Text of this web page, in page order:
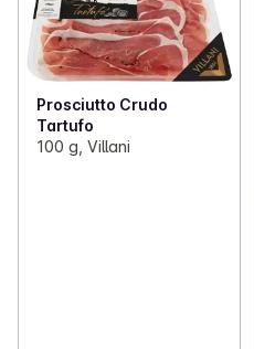
Prosciutto Crudo
Tartufo
100 g, Villani